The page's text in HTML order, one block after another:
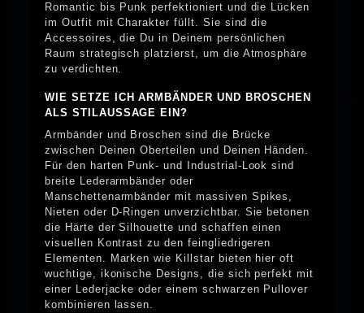
Romantic bis Punk perfektioniert und die Lücken
im Outfit mit Charakter füllt. Sie sind die
Accessoires, die Du in Deinem persönlichen
Raum strategisch platzierst, um die Atmosphäre
zu verdichten.
WIE SETZE ICH ARMBÄNDER UND BROSCHEN
ALS STILAUSSAGE EIN?
Armbänder und Broschen sind die Brücke
zwischen Deinen Oberteilen und Deinen Händen.
Für den harten Punk- und Industrial-Look sind
breite Lederarmbänder oder
Manschettenarmbänder mit massiven Spikes,
Nieten oder D-Ringen unverzichtbar. Sie betonen
die Härte der Silhouette und schaffen einen
visuellen Kontrast zu den feingliedrigeren
Elementen. Marken wie Killstar bieten hier oft
wuchtige, ikonische Designs, die sich perfekt mit
einer Lederjacke oder einem schwarzen Pullover
kombinieren lassen.